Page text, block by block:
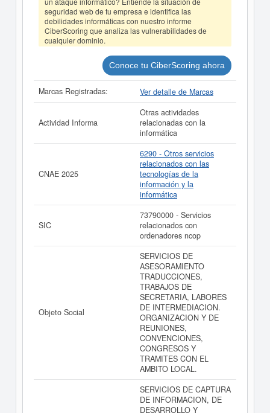
puedeacceder inmediatamente a este Informe ampliado
de EUROHELP CONSULTING SL (EN LIQUIDACION) y
consultar los resultados de sus años de actividad, así
como los balances y cuentas de resultados disponibles.
realizado el 03/08/2026.
seguridad web de tu empresa e identifica las
debilidades informáticas con nuestro informe
CiberScoring que analiza las vulnerabilidades de
cualquier dominio.
Conoce tu CiberScoring ahora
Marcas Registradas: Ver detalle de Marcas
Actividad Informa
Otras actividades
relacionadas con la
informática
CNAE 2025
6290 - Otros servicios
relacionados con las
tecnologías de la
información y la
informática
SIC
73790000 - Servicios
relacionados con
ordenadores ncop
Objeto Social
SERVICIOS DE
ASESORAMIENTO
TRADUCCIONES,
TRABAJOS DE
SECRETARIA, LABORES
DE INTERMEDIACION.
ORGANIZACION Y DE
REUNIONES,
CONVENCIONES,
CONGRESOS Y
TRAMITES CON EL
AMBITO LOCAL.
SERVICIOS DE CAPTURA
DE INFORMACION, DE
DESARROLLO Y